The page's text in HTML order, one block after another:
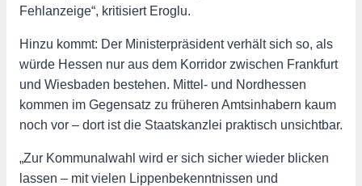
Fehlanzeige“, kritisiert Eroglu.
Hinzu kommt: Der Ministerpräsident verhält sich so, als
würde Hessen nur aus dem Korridor zwischen Frankfurt
und Wiesbaden bestehen. Mittel- und Nordhessen
kommen im Gegensatz zu früheren Amtsinhabern kaum
noch vor – dort ist die Staatskanzlei praktisch unsichtbar.
„Zur Kommunalwahl wird er sich sicher wieder blicken
lassen – mit vielen Lippenbekenntnissen und